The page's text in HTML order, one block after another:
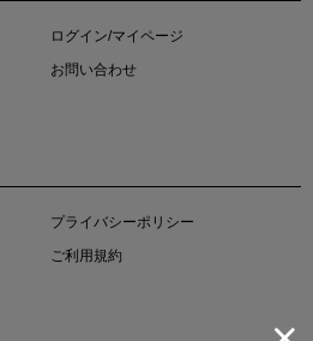
ログイン/マイページ
お問い合わせ
プライバシーポリシー
ご利用規約